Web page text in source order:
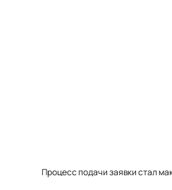
Процесс подачи заявки стал